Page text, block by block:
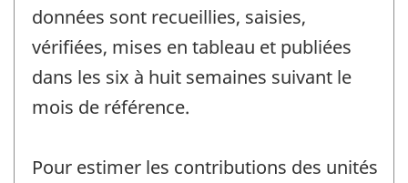
données sont recueillies, saisies,
vérifiées, mises en tableau et publiées
dans les six à huit semaines suivant le
mois de référence.
Pour estimer les contributions des unités